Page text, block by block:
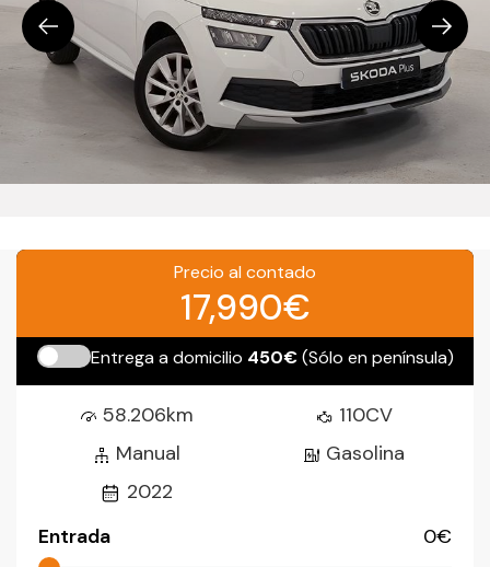
Precio al contado
17,990€
Entrega a domicilio 450€(Sólo en península)
58.206km
110CV
Manual
Gasolina
2022
Entrada
0€